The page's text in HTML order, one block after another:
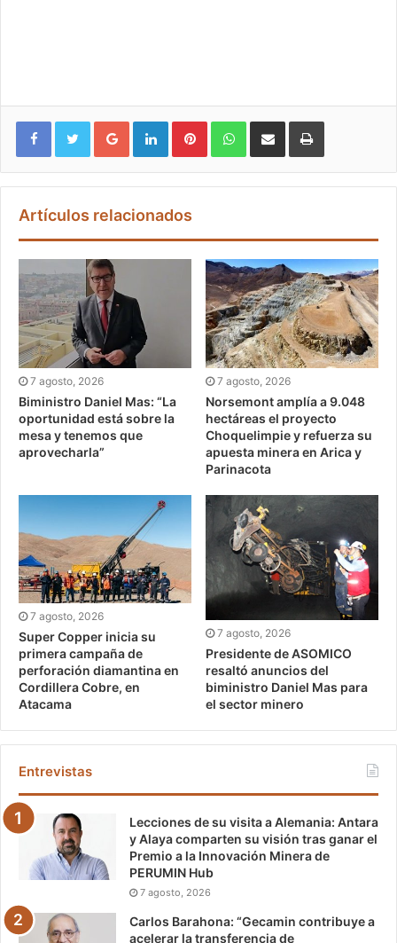
Google+ LinkedIn Pinterest WhatsApp
Artículos relacionados
7 agosto, 2026
Biministro Daniel Mas: “La
oportunidad está sobre la
mesa y tenemos que
aprovecharla”
7 agosto, 2026
Norsemont amplía a 9.048
hectáreas el proyecto
Choquelimpie y refuerza su
apuesta minera en Arica y
Parinacota
7 agosto, 2026
Super Copper inicia su
primera campaña de
perforación diamantina en
Cordillera Cobre, en
Atacama
7 agosto, 2026
Presidente de ASOMICO
resaltó anuncios del
biministro Daniel Mas para
el sector minero
Entrevistas
Lecciones de su visita a Alemania: Antara
y Alaya comparten su visión tras ganar el
Premio a la Innovación Minera de
PERUMIN Hub
7 agosto, 2026
Carlos Barahona: “Gecamin contribuye a
acelerar la transferencia de